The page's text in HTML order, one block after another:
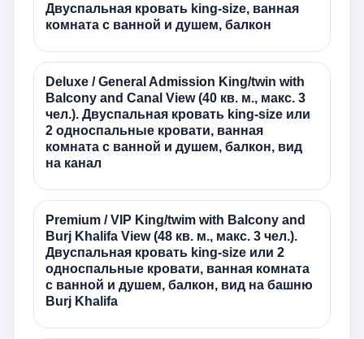
Двуспальная кровать king-size, ванная
комната с ванной и душем, балкон
Deluxe / General Admission King/twin with
Balcony and Canal View (40 кв. м., макс. 3
чел.). Двуспальная кровать king-size или
2 односпальные кровати, ванная
комната с ванной и душем, балкон, вид
на канал
Premium / VIP King/twim with Balcony and
Burj Khalifa View (48 кв. м., макс. 3 чел.).
Двуспальная кровать king-size или 2
односпальные кровати, ванная комната
с ванной и душем, балкон, вид на башню
Burj Khalifa